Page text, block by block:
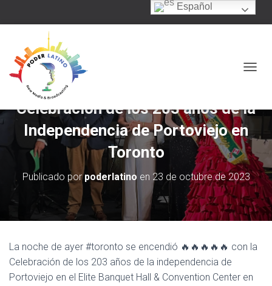
B
A
R
M
O
D
O
D
E
V
Celebración de los 203 años de la
Independencia de Portoviejo en
Toronto
Publicado porpoderlatinoen 23 de octubre de 2023
La noche de ayer #toronto se encendió 🔥🔥🔥🔥🔥 con la
Celebración de los 203 años de la independencia de
Portoviejo en el Elite Banquet Hall & Convention Center en
Español